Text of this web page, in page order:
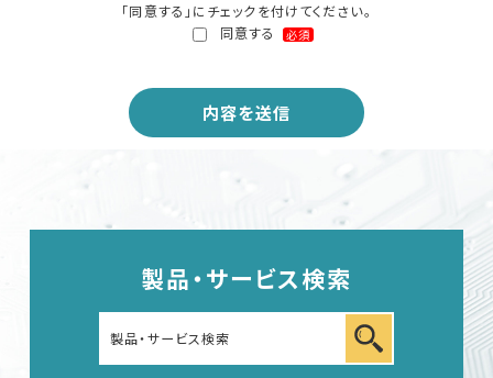
「同意する」にチェックを付けてください。
同意する
必須
製品・サービス検索